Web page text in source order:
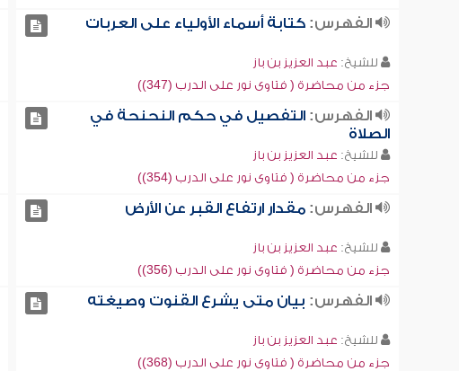
الفهرس:كتابة أسماء الأولياء على العربات
للشيخ: عبد العزيز بن باز
جزء من محاضرة ( فتاوى نور على الدرب (347))
الفهرس:التفصيل في حكم النحنحة في
الصلاة
للشيخ: عبد العزيز بن باز
جزء من محاضرة ( فتاوى نور على الدرب (354))
الفهرس:مقدار ارتفاع القبر عن الأرض
للشيخ: عبد العزيز بن باز
جزء من محاضرة ( فتاوى نور على الدرب (356))
الفهرس: بيان متى يشرع القنوت وصيغته
للشيخ: عبد العزيز بن باز
جزء من محاضرة ( فتاوى نور على الدرب (368))